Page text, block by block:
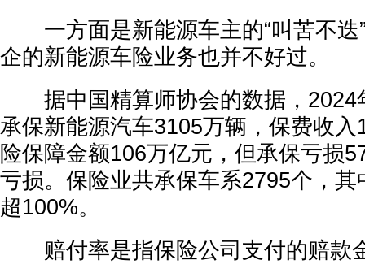
一方面是新能源车主的“叫苦不迭
企的新能源车险业务也并不好过。
据中国精算师协会的数据，2024
承保新能源汽车3105万辆，保费收
险保障金额106万亿元，但承保亏损
亏损。保险业共承保车系2795个，
超100%。
赔付率是指保险公司支付的赔款